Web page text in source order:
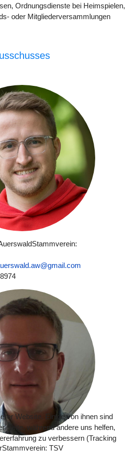
Ordnungsdienste bei Heimspielen,
oder Mitgliederversammlungen
Stammverein:
Stammverein: TSV
Website. Einige von ihnen sind
Seite, während andere uns helfen,
zu verbessern (Tracking